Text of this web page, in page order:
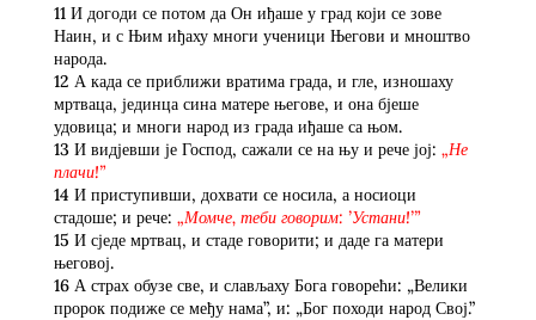
11 И догоди се потом да Он иђаше у град који се зове
Наин, и с Њим иђаху многи ученици Његови и мноштво
народа.
12 А када се приближи вратима града, и гле, изношаху
мртваца, јединца сина матере његове, и она бјеше
удовица; и многи народ из града иђаше са њом.
13 И видјевши је Господ, сажали се на њу и рече јој: „Не
плачи!”
14 И приступивши, дохвати се носила, а носиоци
стадоше; и рече: „Момче, теби говорим: ’Устани!’”
15 И сједе мртвац, и стаде говорити; и даде га матери
његовој.
16 А страх обузе све, и слављаху Бога говорећи: „Велики
пророк подиже се међу нама”, и: „Бог походи народ Свој.”